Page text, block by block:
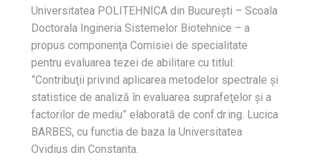
Universitatea POLITEHNICA din Bucureşti – Scoala
Doctorala Ingineria Sistemelor Biotehnice – a
propus componenţa Comisiei de specialitate
pentru evaluarea tezei de abilitare cu titlul:
”Contribuţii privind aplicarea metodelor spectrale şi
statistice de analiză în evaluarea suprafeţelor şi a
factorilor de mediu” elaborată de conf.dr.ing. Lucica
BARBES, cu functia de baza la Universitatea
Ovidius din Constanta.